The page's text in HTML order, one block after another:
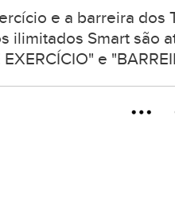
e a barreira dos
ilimitados Smart são
EXERCÍCIO" e